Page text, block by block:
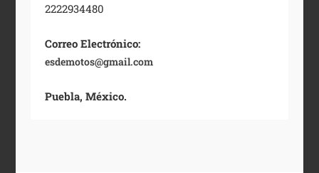
2222934480
Correo Electrónico:
esdemotos@gmail.com
Puebla, México.